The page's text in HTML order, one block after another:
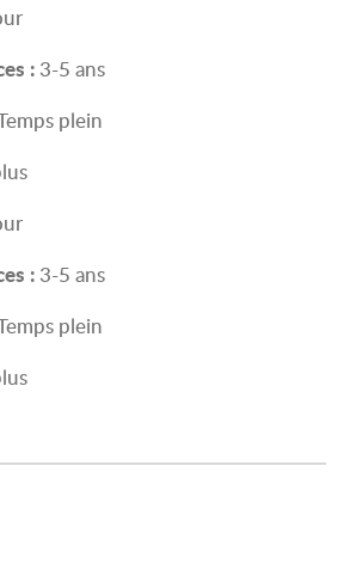
: 3-5 ans
plein
: 3-5 ans
plein